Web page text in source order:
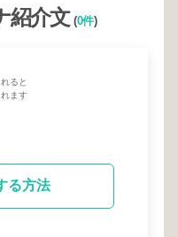
紹介文(0件)
ると
ます
る方法